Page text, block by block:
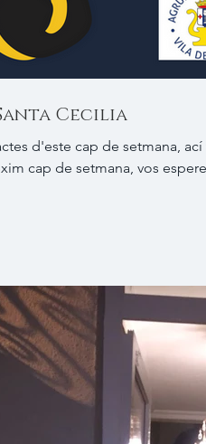
Cecilia
d'este cap de setmana,
cap de setmana, vos